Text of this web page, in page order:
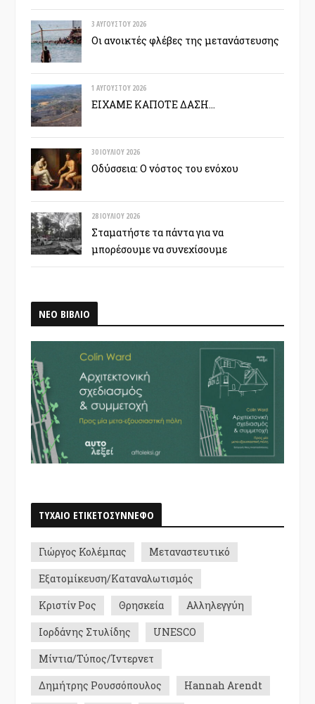
3 ΑΥΓΟΎΣΤΟΥ 2026
Οι ανοικτές φλέβες της μετανάστευσης
1 ΑΥΓΟΎΣΤΟΥ 2026
ΕΙΧΑΜΕ ΚΑΠΟΤΕ ΔΑΣΗ…
30 ΙΟΥΛΊΟΥ 2026
Οδύσσεια: Ο νόστος του ενόχου
28 ΙΟΥΛΊΟΥ 2026
Σταματήστε τα πάντα για να
μπορέσουμε να συνεχίσουμε
ΝΕΟ ΒΙΒΛΙΟ
ΤΥΧΑΙΟ ΕΤΙΚΕΤΟΣΥΝΝΕΦΟ
Γιώργος Κολέμπας
Μεταναστευτικό
Εξατομίκευση/Καταναλωτισμός
Κριστίν Ρος
Θρησκεία
Αλληλεγγύη
Ιορδάνης Στυλίδης
UNESCO
Μίντια/Τύπος/Ίντερνετ
Δημήτρης Ρουσσόπουλος
Hannah Arendt